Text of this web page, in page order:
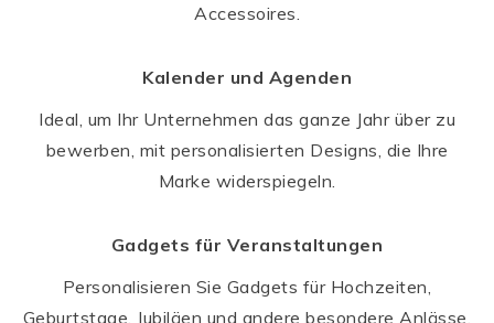
Accessoires.
Kalender und Agenden
Ideal, um Ihr Unternehmen das ganze Jahr über zu
bewerben, mit personalisierten Designs, die Ihre
Marke widerspiegeln.
Gadgets für Veranstaltungen
Personalisieren Sie Gadgets für Hochzeiten,
Geburtstage, Jubiläen und andere besondere Anlässe.